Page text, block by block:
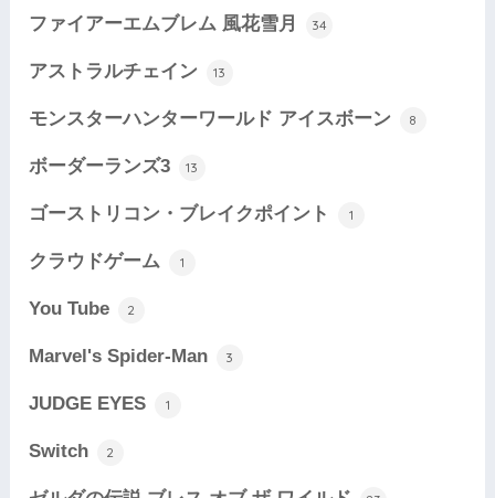
ファイアーエムブレム 風花雪月 34
アストラルチェイン 13
モンスターハンターワールド アイスボーン 8
ボーダーランズ3 13
ゴーストリコン・ブレイクポイント 1
クラウドゲーム 1
You Tube 2
Marvel's Spider-Man 3
JUDGE EYES 1
Switch 2